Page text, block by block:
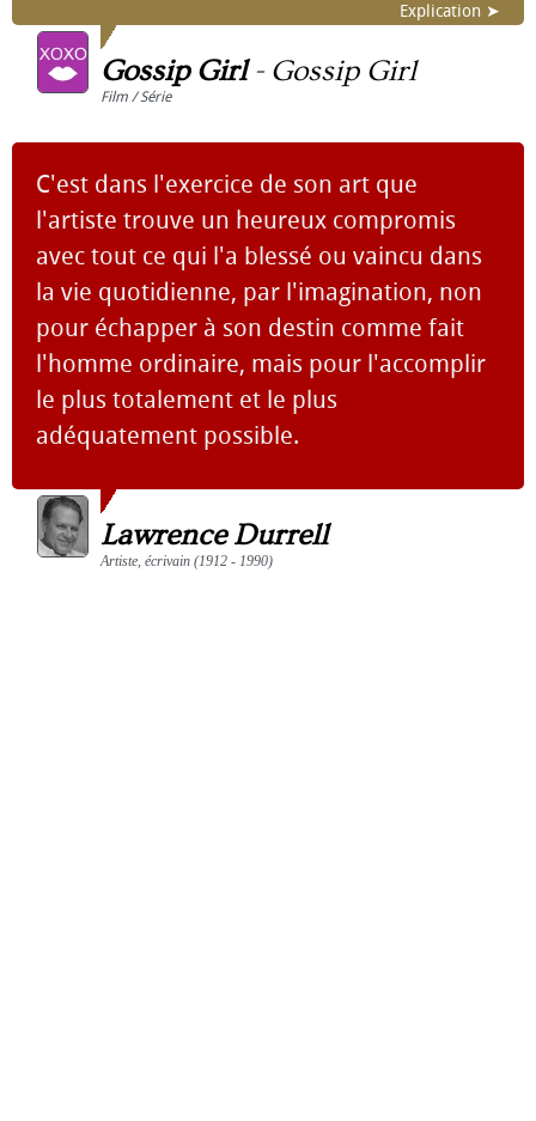
Explication ➤
Gossip Girl- Gossip Girl
Film / Série
C'est dans l'exercice de son art que
l'artiste trouve un heureux compromis
avec tout ce qui l'a blessé ou vaincu dans
la vie quotidienne, par l'imagination, non
pour échapper à son destin comme fait
l'homme ordinaire, mais pour l'accomplir
le plus totalement et le plus
adéquatement possible.
Lawrence Durrell
Artiste, écrivain (1912 - 1990)